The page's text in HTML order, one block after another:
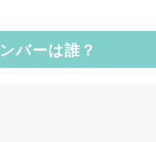
バーは誰？